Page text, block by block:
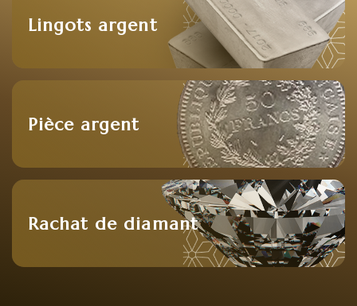
Lingots argent
Pièce argent
Rachat de diamant